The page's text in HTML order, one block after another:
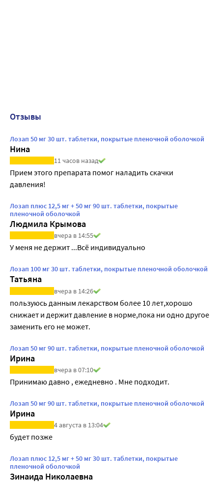
Отзывы
Лозап 50 мг 30 шт. таблетки, покрытые пленочной оболочкой
Нина
11 часов назад
Прием этого препарата помог наладить скачки
давления!
Лозап плюс 12,5 мг + 50 мг 90 шт. таблетки, покрытые
пленочной оболочкой
Людмила Крымова
вчера в 14:55
У меня не держит ...Всё индивидуально
Лозап 100 мг 30 шт. таблетки, покрытые пленочной оболочкой
Татьяна
вчера в 14:26
пользуюсь данным лекарством более 10 лет,хорошо
снижает и держит давление в норме,пока ни одно другое
заменить его не может.
Лозап 50 мг 90 шт. таблетки, покрытые пленочной оболочкой
Ирина
вчера в 07:10
Принимаю давно , ежедневно . Мне подходит.
Лозап 50 мг 90 шт. таблетки, покрытые пленочной оболочкой
Ирина
4 августа в 13:04
будет позже
Лозап плюс 12,5 мг + 50 мг 30 шт. таблетки, покрытые
пленочной оболочкой
Зинаида Николаевна